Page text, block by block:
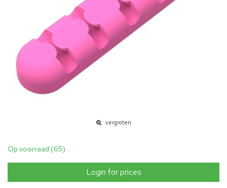
vergroten
Op voorraad (65)
Login for prices